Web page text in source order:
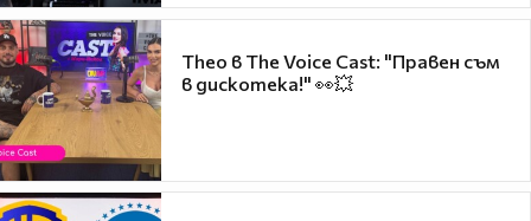
Theo в The Voice Cast: "Правен съм
в дискотека!" 👀💥